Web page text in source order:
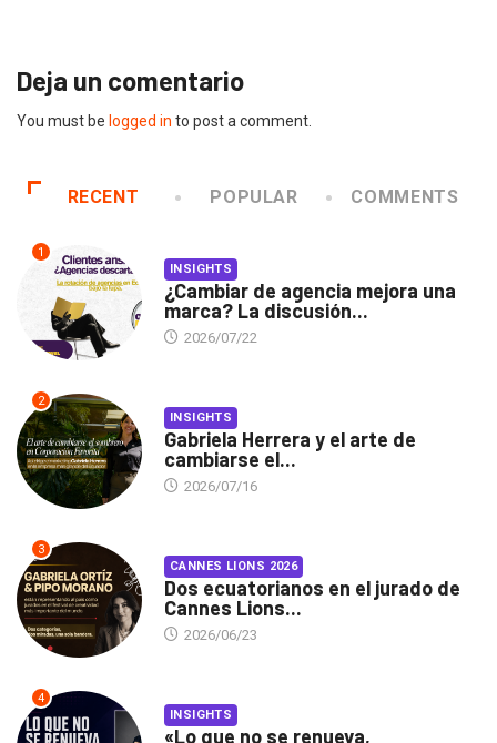
Deja un comentario
You must be logged in to post a comment.
RECENT POPULAR COMMENTS
1
INSIGHTS
¿Cambiar de agencia mejora una
marca? La discusión...
2026/07/22
2
INSIGHTS
Gabriela Herrera y el arte de
cambiarse el...
2026/07/16
3
CANNES LIONS 2026
Dos ecuatorianos en el jurado de
Cannes Lions...
2026/06/23
4
INSIGHTS
«Lo que no se renueva,